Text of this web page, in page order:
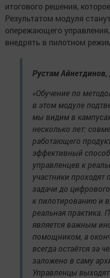
итогового решения,
Результатом модуля
опережающего
внедрять в пилотном
Рустам
«Обучение по
в этом модуле
мы видим в
несколько лет:
работающего
эффективный
управленцев к
участники проходят
задачи до
к пилотированию и
реальная практика.
является важным
помощником, а
всегда остаётся за
заложено в саму
Управленцы